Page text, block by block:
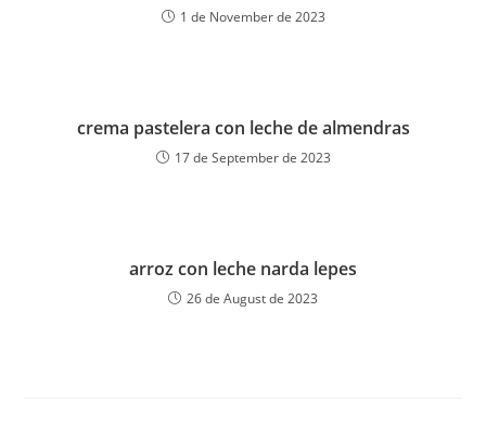
1 de November de 2023
crema pastelera con leche de almendras
17 de September de 2023
arroz con leche narda lepes
26 de August de 2023